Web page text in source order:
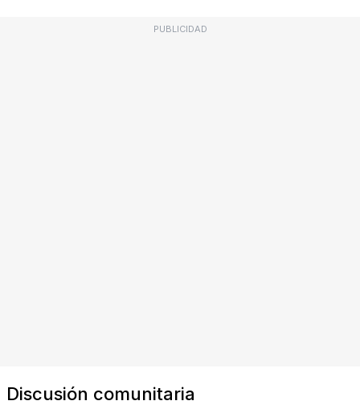
PUBLICIDAD
Discusión comunitaria